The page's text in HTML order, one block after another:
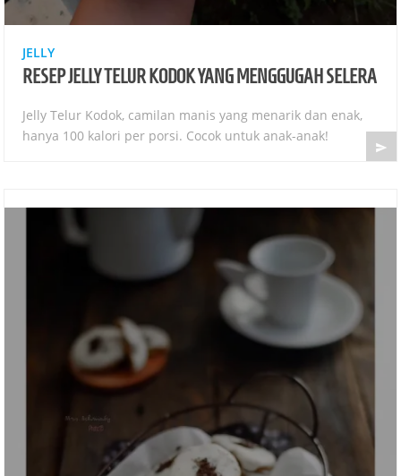
JELLY
RESEP JELLY TELUR KODOK YANG MENGGUGAH SELERA
Jelly Telur Kodok, camilan manis yang menarik dan enak,
hanya 100 kalori per porsi. Cocok untuk anak-anak!
